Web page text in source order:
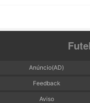
Anúncio(AD)
Feedback
Aviso